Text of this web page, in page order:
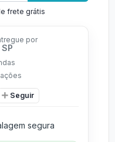
frete grátis
por
Seguir
segura